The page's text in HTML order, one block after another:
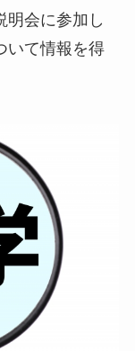
明会に参加し
いて情報を得